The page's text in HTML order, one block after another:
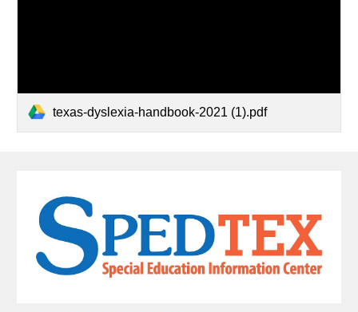
texas-dyslexia-handbook-2021 (1).pdf